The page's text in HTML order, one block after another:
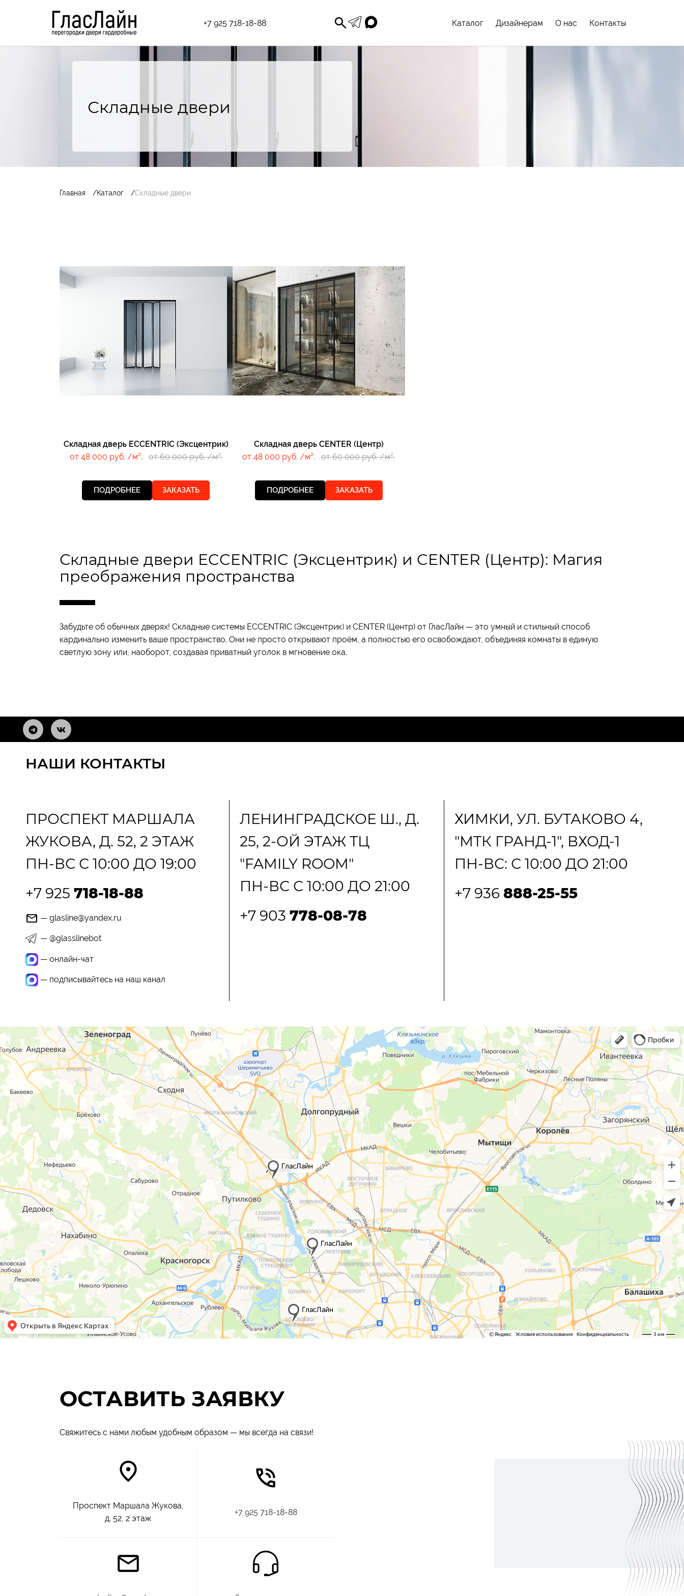
+7 925 718-18-88 Каталог
Серия РАДА
Стеновые панели
Бамбуковые стеновые панели
Душевые кабины
Дизайнерам О нас Контакты
Складные двери
Главная Каталог Складные двери
Складная дверь ECCENTRIC (Эксцентрик)
от 48 000 руб. /м².
от 60 000 руб. /м².
ПОДРОБНЕЕ ЗАКАЗАТЬ
Складная дверь CENTER (Центр)
от 48 000 руб. /м².
от 60 000 руб. /м².
ПОДРОБНЕЕ ЗАКАЗАТЬ
Складные двери ECCENTRIC (Эксцентрик) и CENTER (Центр): Магия
преображения пространства
Забудьте об обычных дверях! Складные системы ECCENTRIC (Эксцентрик) и CENTER (Центр) от ГласЛайн — это умный и стильный способ
кардинально изменить ваше пространство. Они не просто открывают проём, а полностью его освобождают, объединяя комнаты в единую
светлую зону или, наоборот, создавая приватный уголок в мгновение ока.
НАШИ КОНТАКТЫ
ПРОСПЕКТ МАРШАЛА
ЖУКОВА, Д. 52, 2 ЭТАЖ
ПН-ВС С 10:00 ДО 19:00
+7 925 718-18-88
— glasline@yandex.ru
— @glasslinebot
— онлайн-чат
— подписывайтесь на наш канал
ЛЕНИНГРАДСКОЕ Ш., Д.
25, 2-ОЙ ЭТАЖ ТЦ
"FAMILY ROOM"
ПН-ВС С 10:00 ДО 21:00
+7 903778-08-78
ХИМКИ, УЛ. БУТАКОВО 4,
"МТК ГРАНД-1", ВХОД-1
ПН-ВС: С 10:00 ДО 21:00
+7 936 888-25-55
ОСТАВИТЬ ЗАЯВКУ
Свяжитесь с нами любым удобным образом — мы всегда на связи!
Проспект Маршала Жукова,
д. 52, 2 этаж
+7 925 718-18-88